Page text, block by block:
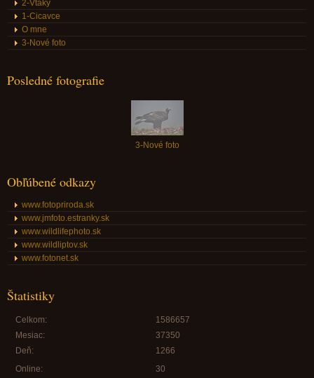
2-Vtáky
1-Cicavce
O mne
3-Nové foto
Posledné fotografie
3-Nové foto
Obľúbené odkazy
www.fotopriroda.sk
www.jmfoto.estranky.sk
www.wildlifephoto.sk
www.wildliptov.sk
www.fotonet.sk
Štatistiky
Online: 30
Celkom:
1586657
Mesiac:
37350
Deň:
1266